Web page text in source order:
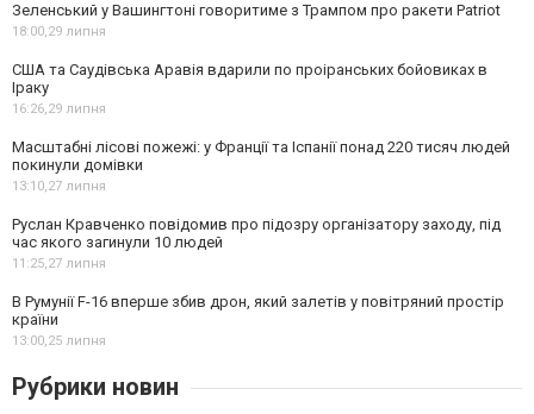
Зеленський у Вашингтоні говоритиме з Трампом про ракети Patriot
18:00,29 липня
США та Саудівська Аравія вдарили по проіранських бойовиках в
Іраку
16:26,29 липня
Масштабні лісові пожежі: у Франції та Іспанії понад 220 тисяч людей
покинули домівки
13:10,27 липня
Руслан Кравченко повідомив про підозру організатору заходу, під
час якого загинули 10 людей
11:25,27 липня
В Румунії F-16 вперше збив дрон, який залетів у повітряний простір
країни
13:00,25 липня
Рубрики новин